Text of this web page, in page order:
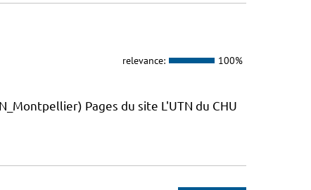
relevance: 100%
Pages du site L'UTN du CHU